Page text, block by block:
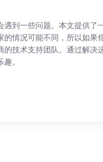
到一些问题。本文提供了
情况可能不同，所以如果
技术支持团队。通过解决
。